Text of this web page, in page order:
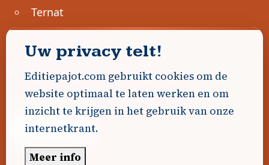
Ternat
Geen advertenties gevonden.
Uw advertentie hier? Contacteer ons!
Word Partner!
Uw privacy telt!
Editiepajot.com gebruikt cookies om de
website optimaal te laten werken en om
inzicht te krijgen in het gebruik van onze
internetkrant.
Meer info